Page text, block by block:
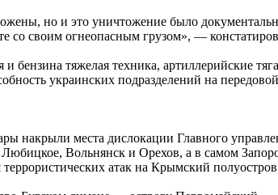
но и это уничтожение было
со своим огнеопасным грузом», —
бензина тяжелая техника, артиллерийские
украинских подразделений на
накрыли места дислокации Главного
Вольнянск и Орехов, а в самом
атак на Крымский